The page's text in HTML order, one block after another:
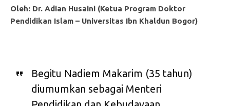
Oleh: Dr. Adian Husaini (Ketua Program Doktor
Pendidikan Islam – Universitas Ibn Khaldun Bogor)
Begitu Nadiem Makarim (35 tahun)
diumumkan sebagai Menteri